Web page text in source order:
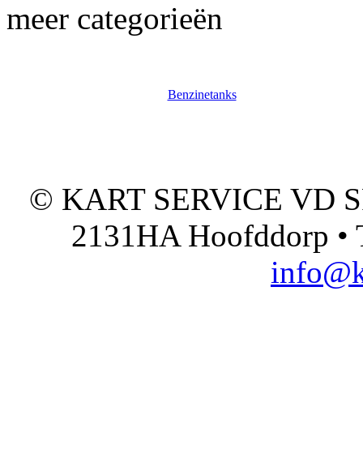
meer categorieën
Benzinetanks
© KART SERVICE VD
2131HA Hoofddorp •